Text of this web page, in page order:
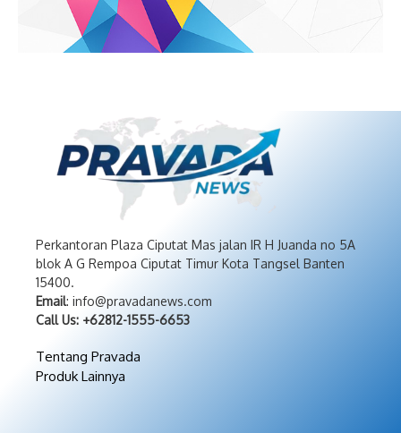
Perkantoran Plaza Ciputat Mas jalan IR H Juanda no 5A
blok A G Rempoa Ciputat Timur Kota Tangsel Banten
15400.
Email: info@pravadanews.com
Call Us: +62812-1555-6653
Tentang Pravada
Produk Lainnya